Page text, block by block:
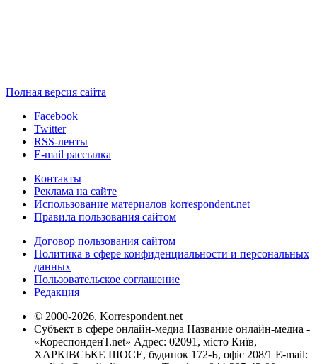
Полная версия сайта
Facebook
Twitter
RSS-ленты
E-mail рассылка
Контакты
Реклама на сайте
Использование материалов korrespondent.net
Правила пользования сайтом
Договор пользования сайтом
Политика в сфере конфиденциальности и персональных
данных
Пользовательское соглашение
Редакция
© 2000-2026, Korrespondent.net
Субъект в сфере онлайн-медиа Название онлайн-медиа -
«КореспонденТ.net» Адрес: 02091, місто Київ,
ХАРКІВСЬКЕ ШОСЕ, будинок 172-Б, офіс 208/1 E-mail: